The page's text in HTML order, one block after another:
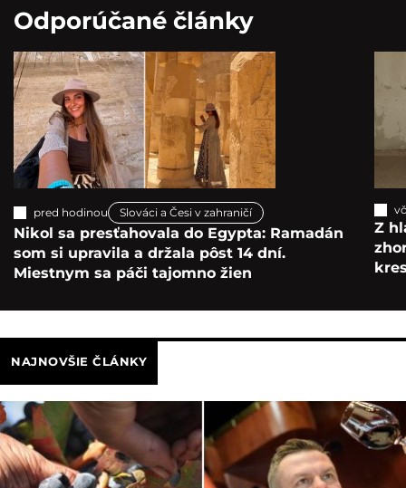
Odporúčané články
pred hodinou Slováci a Česi v zahraničí
Nikol sa presťahovala do Egypta: Ramadán
som si upravila a držala pôst 14 dní.
Miestnym sa páči tajomno žien
Z
NAJNOVŠIE ČLÁNKY